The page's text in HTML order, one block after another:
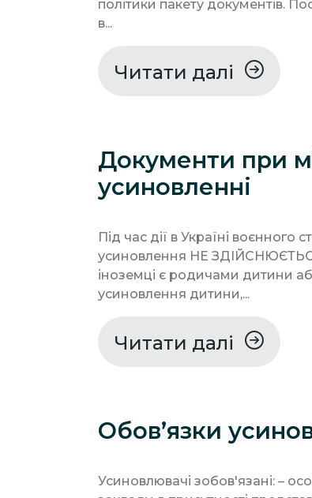
політики пакету документів.
в...
Читати далі
Документи при
усиновленні
Під час дії в Україні воєнного
усиновлення НЕ
іноземці є родичами дитини
усиновлення дитини,...
Читати далі
Обов’язки
Усиновлювачі зобов'язані: –